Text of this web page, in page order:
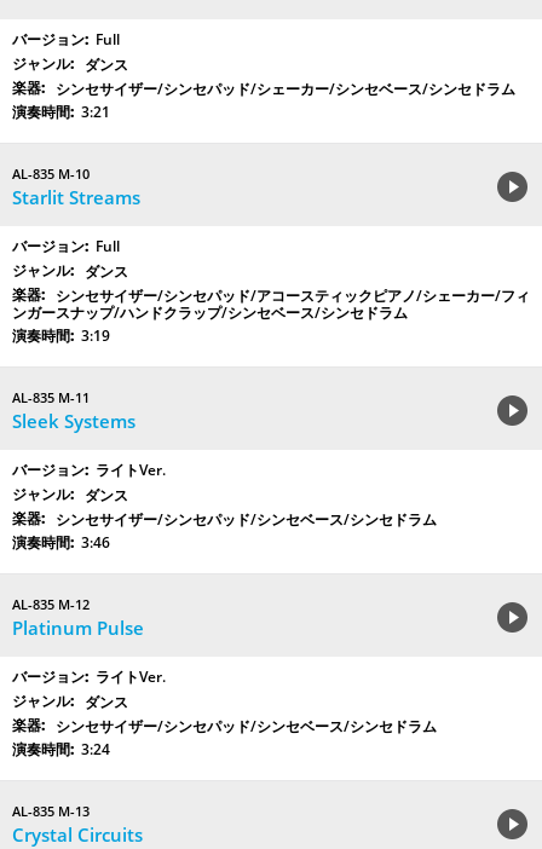
Full
ダンス
シンセサイザー/シンセパッド/シェーカー/シンセベース/シンセドラム
3:21
AL-835 M-10
Starlit Streams
Full
ダンス
シンセサイザー/シンセパッド/アコースティックピアノ/シェーカー/フィ
ンガースナップ/ハンドクラップ/シンセベース/シンセドラム
3:19
AL-835 M-11
Sleek Systems
ライトVer.
ダンス
シンセサイザー/シンセパッド/シンセベース/シンセドラム
3:46
AL-835 M-12
Platinum Pulse
ライトVer.
ダンス
シンセサイザー/シンセパッド/シンセベース/シンセドラム
3:24
AL-835 M-13
Crystal Circuits